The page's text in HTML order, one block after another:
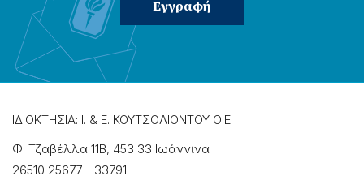
ΙΔΙΟΚΤΗΣΙΑ: Ι. & Ε. ΚΟΥΤΣΟΛΙΟΝΤΟΥ Ο.Ε.
Φ. Τζαβέλλα 11Β, 453 33 Ιωάννɩνα
26510 25677 - 33791